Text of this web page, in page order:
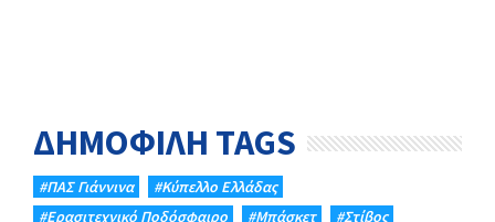
ΔΗΜΟΦΙΛΗ TAGS
#ΠΑΣ Γιάννινα
#Κύπελλο Ελλάδας
#Eρασιτεχνικό Ποδόσφαιρο
#Μπάσκετ
#Στίβος